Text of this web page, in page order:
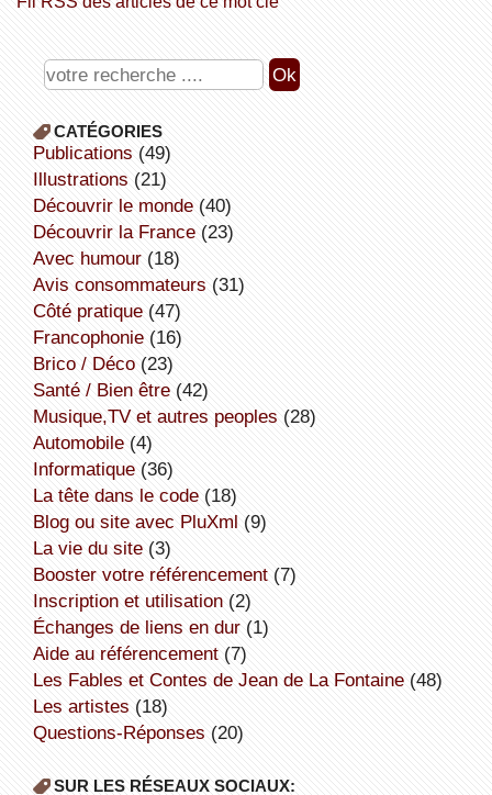
CATÉGORIES
publications (49)
illustrations (21)
découvrir le monde(40)
découvrir la France(23)
avec humour(18)
avis consommateurs (31)
côté pratique(47)
Francophonie(16)
Brico / Déco(23)
Santé / Bien être(42)
Musique,TV et autres peoples (28)
Automobile(4)
informatique(36)
la tête dans le code(18)
Blog ou site avec PluXml (9)
la vie du site(3)
booster votre référencement(7)
inscription et utilisation(2)
échanges de liens en dur(1)
aide au référencement(7)
Les Fables et Contes de Jean de La Fontaine(48)
Les artistes (18)
Questions-Réponses (20)
SUR LES RÉSEAUX SOCIAUX: